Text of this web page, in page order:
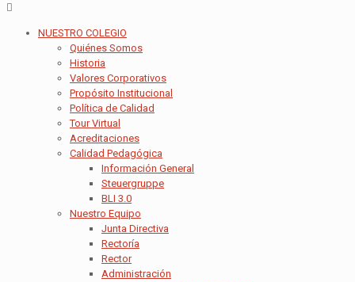
NUESTRO COLEGIO
Quiénes Somos
Historia
Valores Corporativos
Propósito Institucional
Política de Calidad
Tour Virtual
Acreditaciones
Calidad Pedagógica
Información General
Steuergruppe
BLI 3.0
Nuestro Equipo
Junta Directiva
Rectoría
Rector
Administración